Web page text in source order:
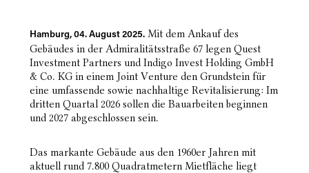
Hamburg, 04. August 2025.Mit dem Ankauf des
Gebäudes in der Admiralitätsstraße 67 legen Quest
Investment Partners und Indigo Invest Holding GmbH
& Co. KG in einem Joint Venture den Grundstein für
eine umfassende sowie nachhaltige Revitalisierung: Im
dritten Quartal 2026 sollen die Bauarbeiten beginnen
und 2027 abgeschlossen sein.
Das markante Gebäude aus den 1960er Jahren mit
aktuell rund 7.800 Quadratmetern Mietfläche liegt